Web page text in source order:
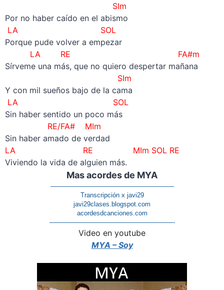
SIm
Por no haber caído en el abismo
LA SOL
Porque pude volver a empezar
LA RE FA#m
Sírveme una más, que no quiero despertar mañana
SIm
Y con mil sueños bajo de la cama
LA SOL
Sin haber sentido un poco más
RE/FA# MIm
Sin haber amado de verdad
LA RE MIm SOL RE
Viviendo la vida de alguien más.
Mas acordes de MYA
———————————————————
Transcripción x javi29
javi29clases.blogspot.com
acordesdcanciones.com
———————————————————-
Video en youtube
MYA – Soy